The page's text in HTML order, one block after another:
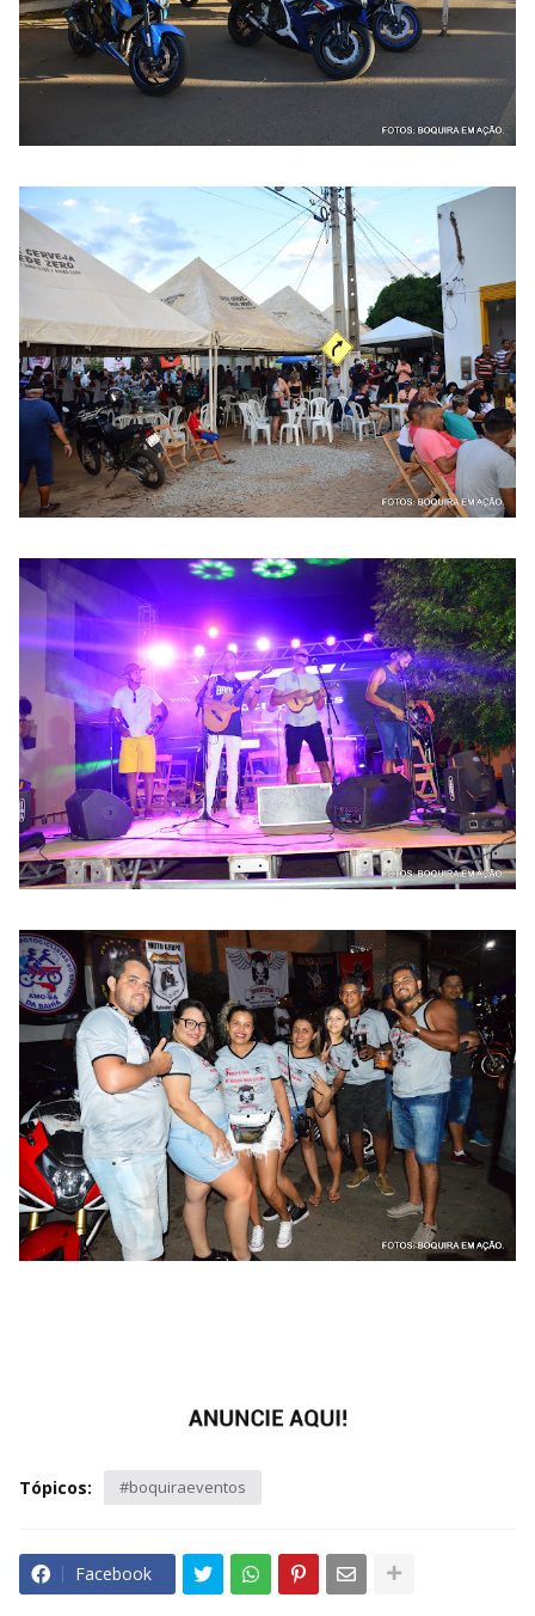
Tópicos: #boquiraeventos
Facebook